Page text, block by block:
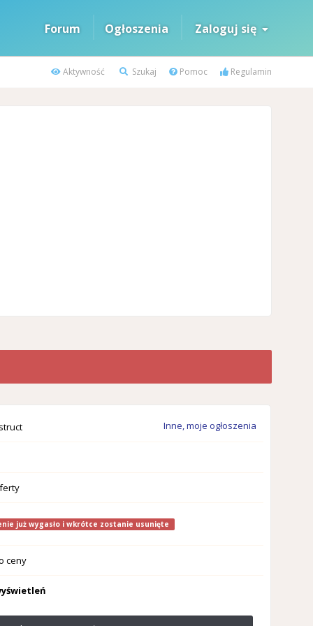
Forum Ogłoszenia Zaloguj się
Aktywność Szukaj Pomoc Regulamin
Inne, moje ogłoszenia
już wygasło i wkrótce zostanie usunięte
ceny